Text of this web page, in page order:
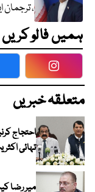
، ترجمان
ہمیں فالو کریں
متعلقہ خبریں
احتجاج
تہائی
میر رضا